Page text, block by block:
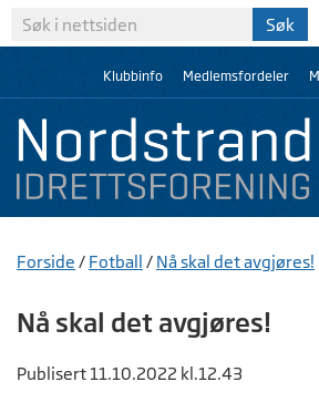
Klubbinfo Medlemsfordeler
Forside / Fotball / Nå skal det avgjøres!
Nå skal det avgjøres!
Publisert 11.10.2022 kl.12.43